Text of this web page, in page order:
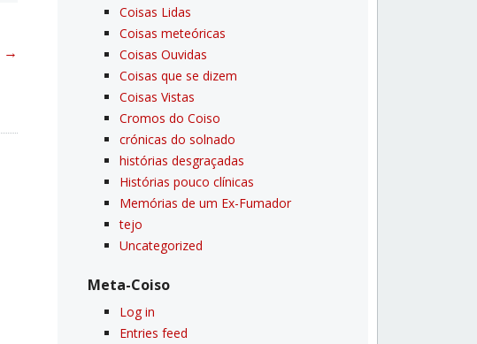
→
Coisas Lidas
Coisas meteóricas
Coisas Ouvidas
Coisas que se dizem
Coisas Vistas
Cromos do Coiso
crónicas do solnado
histórias desgraçadas
Histórias pouco clí­nicas
Memórias de um Ex-Fumador
tejo
Uncategorized
Meta-Coiso
Log in
Entries feed